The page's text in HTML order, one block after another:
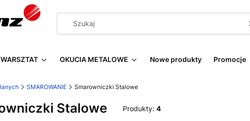
WARSZTAT OKUCIA METALOWE Nowe produkty Promocje
SMAROWANIE Smarowniczki Stalowe
Stalowe Produkty: 4